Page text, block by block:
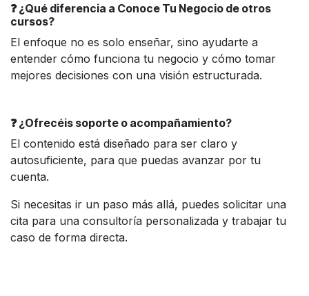
❓ ¿Qué diferencia a Conoce Tu Negocio de otros
cursos?
El enfoque no es solo enseñar, sino ayudarte a
entender cómo funciona tu negocio y cómo tomar
mejores decisiones con una visión estructurada.
❓ ¿Ofrecéis soporte o acompañamiento?
El contenido está diseñado para ser claro y
autosuficiente, para que puedas avanzar por tu
cuenta.
Si necesitas ir un paso más allá, puedes solicitar una
cita para una consultoría personalizada y trabajar tu
caso de forma directa.